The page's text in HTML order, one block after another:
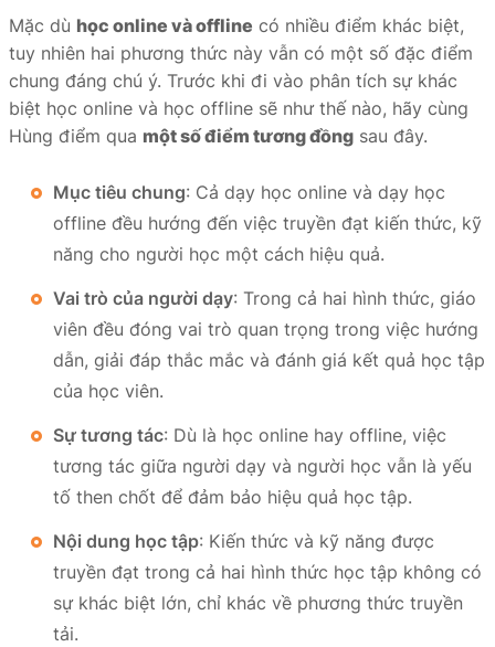
Mặc dù học online và offline có nhiều điểm khác biệt,
tuy nhiên hai phương thức này vẫn có một số đặc điểm
chung đáng chú ý. Trước khi đi vào phân tích sự khác
biệt học online và học offline sẽ như thế nào, hãy cùng
Hùng điểm qua một số điểm tương đồng sau đây.
Mục tiêu chung: Cả dạy học online và dạy học
offline đều hướng đến việc truyền đạt kiến thức, kỹ
năng cho người học một cách hiệu quả.
Vai trò của người dạy: Trong cả hai hình thức, giáo
viên đều đóng vai trò quan trọng trong việc hướng
dẫn, giải đáp thắc mắc và đánh giá kết quả học tập
của học viên.
Sự tương tác: Dù là học online hay offline, việc
tương tác giữa người dạy và người học vẫn là yếu
tố then chốt để đảm bảo hiệu quả học tập.
Nội dung học tập: Kiến thức và kỹ năng được
truyền đạt trong cả hai hình thức học tập không có
sự khác biệt lớn, chỉ khác về phương thức truyền
tải.